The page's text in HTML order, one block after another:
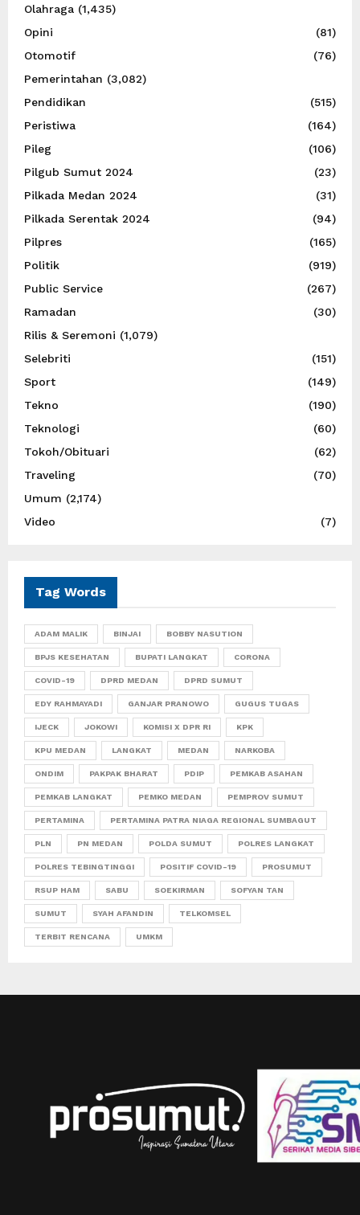
Olahraga (1,435)
Opini
(81)
Otomotif
(76)
Pemerintahan (3,082)
Pendidikan
(515)
Peristiwa
(164)
Pileg
(106)
Pilgub Sumut 2024
(23)
Pilkada Medan 2024
(31)
Pilkada Serentak 2024
(94)
Pilpres
(165)
Politik
(919)
Public Service
(267)
Ramadan
(30)
Rilis & Seremoni (1,079)
Selebriti
(151)
Sport
(149)
Tekno
(190)
Teknologi
(60)
Tokoh/Obituari
(62)
Traveling
(70)
Umum (2,174)
Video
(7)
Tag Words
ADAM MALIK BINJAI BOBBY NASUTION
BPJS KESEHATAN BUPATI LANGKAT CORONA
COVID-19 DPRD MEDAN DPRD SUMUT
EDY RAHMAYADI GANJAR PRANOWO GUGUS TUGAS
IJECK JOKOWI KOMISI X DPR RI KPK
KPU MEDAN LANGKAT MEDAN NARKOBA
ONDIM PAKPAK BHARAT PDIP PEMKAB ASAHAN
PEMKAB LANGKAT PEMKO MEDAN PEMPROV SUMUT
PERTAMINA PERTAMINA PATRA NIAGA REGIONAL SUMBAGUT
PLN PN MEDAN POLDA SUMUT POLRES LANGKAT
POLRES TEBINGTINGGI POSITIF COVID-19 PROSUMUT
RSUP HAM SABU SOEKIRMAN SOFYAN TAN
SUMUT SYAH AFANDIN TELKOMSEL
TERBIT RENCANA UMKM